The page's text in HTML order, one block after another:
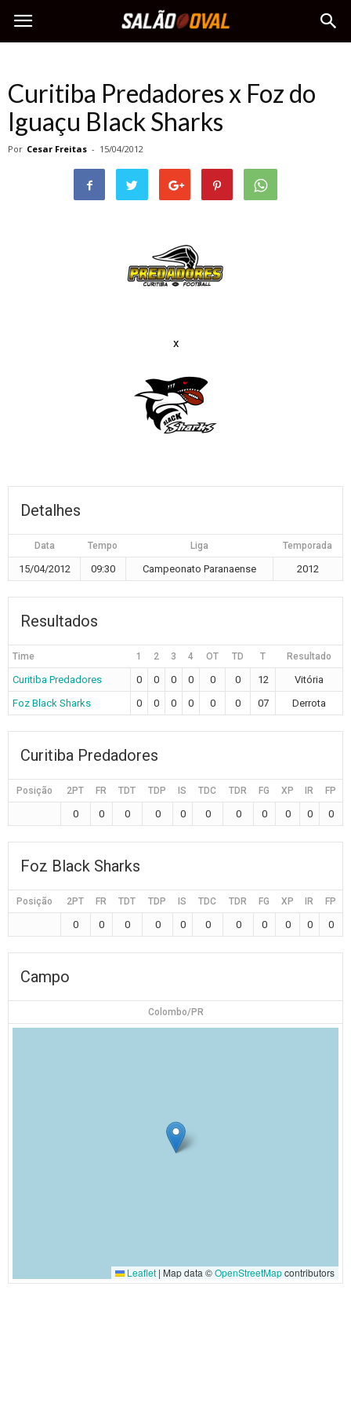
Curitiba Predadores x Foz do
Iguaçu Black Sharks
Por Cesar Freitas - 15/04/2012
x
Detalhes
Data Tempo Liga Temporada
15/04/2012 09:30 Campeonato Paranaense 2012
Resultados
Time 1 2 3 4 OT TD T Resultado
Curitiba Predadores 0 0 0 0 0 0 12
Vitória
Foz Black Sharks
0 0 0 0 0 0 07 Derrota
Curitiba Predadores
Posição 2PT FR TDT TDP IS TDC TDR FG XP IR FP
0 0 0 0 0 0 0 0 0 0 0
Foz Black Sharks
Posição 2PT FR TDT TDP IS TDC TDR FG XP IR FP
0 0 0 0 0 0 0 0 0 0 0
Campo
Colombo/PR
Leaflet | Map data ©OpenStreetMapcontributors